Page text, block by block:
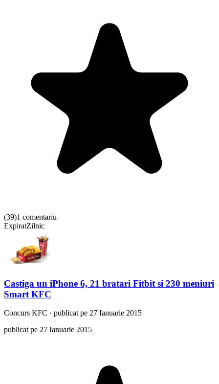
(39)1 comentariu
ExpiratZilnic
Castiga un iPhone 6, 21 bratari Fitbit si 230 meniuri
Smart KFC
Concurs KFC · publicat pe 27 Ianuarie 2015
publicat pe 27 Ianuarie 2015